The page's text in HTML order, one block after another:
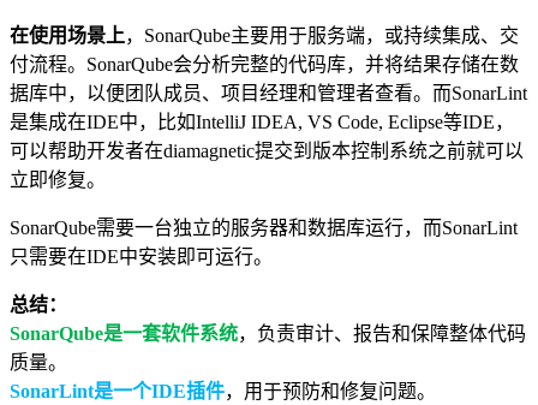
在使用场景上， SonarQube主要用于服务端，或持续集成、交
付流程。 SonarQube会分析完整的代码库，并将结果存储在数
据库中，以便团队成员、项目经理和管理者查看。而SonarLint
是集成在IDE中，比如IntelliJ IDEA, VS Code, Eclipse等IDE，
可以帮助开发者在diamagnetic提交到版本控制系统之前就可以
立即修复。
SonarQube需要一台独立的服务器和数据库运行，而SonarLint
只需要在IDE中安装即可运行。
总结：
SonarQube是一套软件系统， 负责审计、报告和保障整体代码
质量。
SonarLint是一个IDE插件，用于预防和修复问题。